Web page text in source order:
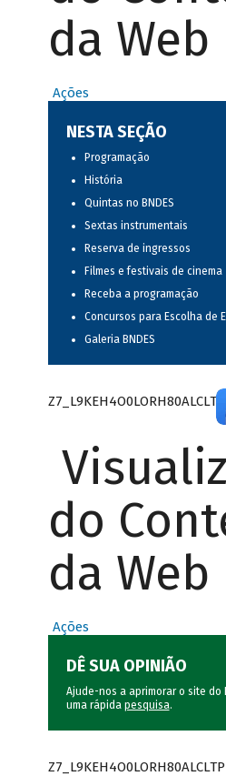
da Web
Ações
NESTA SEÇÃO
Programação
História
Quintas no BNDES
Sextas instrumentais
Reserva de ingressos
Filmes e festivais de cinema
Receba a programação
Concursos para Escolha de
Galeria BNDES
do
da Web
Ações
DÊ SUA OPINIÃO
Ajude-nos a aprimorar o site do
uma rápida pesquisa.